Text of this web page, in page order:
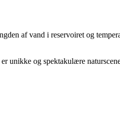
af vand i reservoiret og
og spektakulære